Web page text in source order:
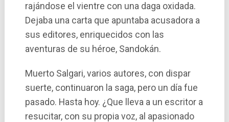
rajándose el vientre con una daga oxidada.
Dejaba una carta que apuntaba acusadora a
sus editores, enriquecidos con las
aventuras de su héroe, Sandokán.
Muerto Salgari, varios autores, con dispar
suerte, continuaron la saga, pero un dí­a fue
pasado. Hasta hoy. ¿Que lleva a un escritor a
resucitar, con su propia voz, al apasionado